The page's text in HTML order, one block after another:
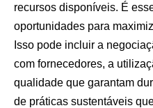
recursos disponíveis. É
oportunidades para
Isso pode incluir a
com fornecedores, a
qualidade que garantam
de práticas sustentáveis